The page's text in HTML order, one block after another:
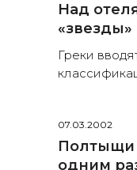
Над
«звезды»
Греки
07.03.2002
Полтыщи
одним